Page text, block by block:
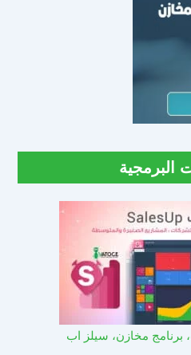
البرمجية
برنامج مخازن، سيلز اب